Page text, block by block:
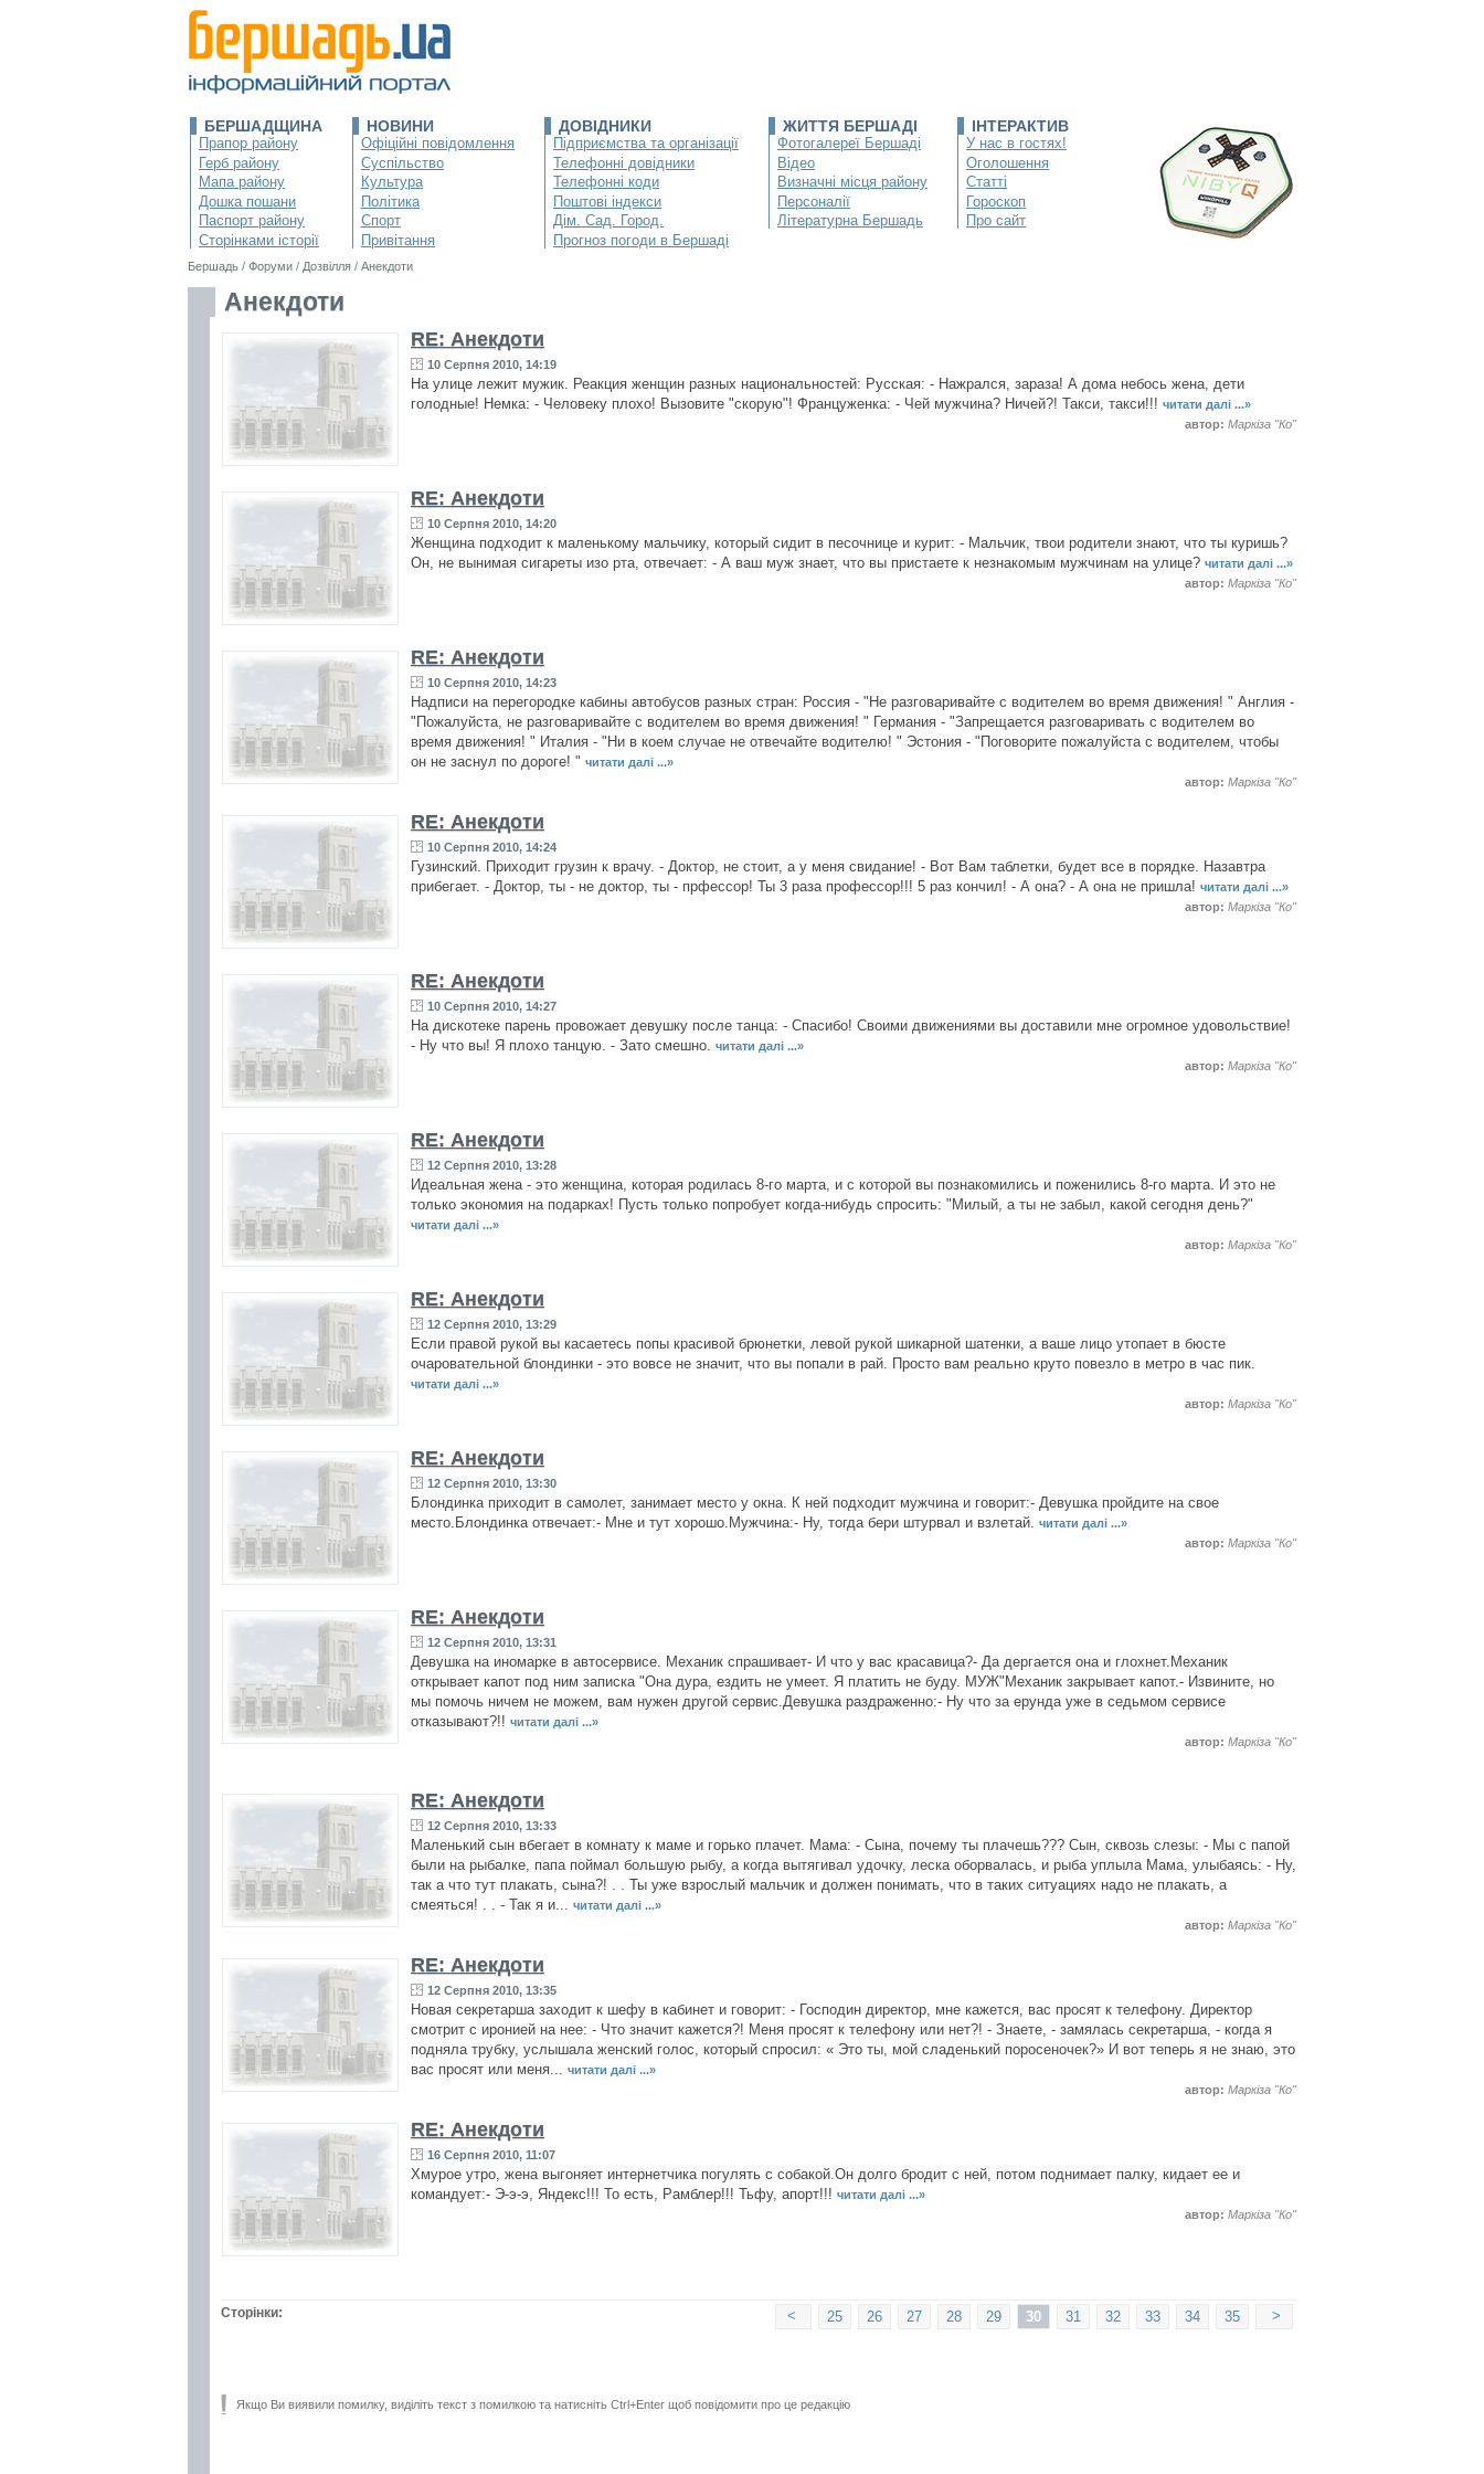
БЕРШАДЩИНА
Прапор району
Герб району
Мапа району
Дошка пошани
Паспорт району
Сторінками історії
НОВИНИ
Офіційні повідомлення
Суспільство
Культура
Політика
Спорт
Привітання
ДОВІДНИКИ
Підприємства та організації
Телефонні довідники
Телефонні коди
Поштові індекси
Дім. Сад. Город.
Прогноз погоди в Бершаді
ЖИТТЯ БЕРШАДІ
Фотогалереї Бершаді
Відео
Визначні місця району
Персоналії
Літературна Бершадь
ІНТЕРАКТИВ
У нас в гостях!
Оголошення
Статті
Гороскоп
Про сайт
Бершадь / Форуми / Дозвілля / Анекдоти
Анекдоти
RE: Анекдоти
10 Серпня 2010, 14:19
На улице лежит мужик. Реакция женщин разных национальностей: Русская: - Нажрался, зараза! А дома небось жена, дети
голодные! Немка: - Человеку плохо! Вызовите "скорую"! Француженка: - Чей мужчина? Ничей?! Такси, такси!!! читати далі ...»
автор: Маркіза "Ко"
RE: Анекдоти
10 Серпня 2010, 14:20
Женщина подходит к маленькому мальчику, который сидит в песочнице и курит: - Мальчик, твои родители знают, что ты куришь?
Он, не вынимая сигареты изо рта, отвечает: - А ваш муж знает, что вы пристаете к незнакомым мужчинам на улице? читати далі ...»
автор: Маркіза "Ко"
RE: Анекдоти
10 Серпня 2010, 14:23
Надписи на перегородке кабины автобусов разных стран: Россия - "Не разговаривайте с водителем во время движения! " Англия -
"Пожалуйста, не разговаривайте с водителем во время движения! " Германия - "Запрещается разговаривать с водителем во
время движения! " Италия - "Ни в коем случае не отвечайте водителю! " Эстония - "Поговорите пожалуйста с водителем, чтобы
он не заснул по дороге! " читати далі ...»
автор: Маркіза "Ко"
RE: Анекдоти
10 Серпня 2010, 14:24
Гузинский. Приходит грузин к врачу. - Доктор, не стоит, а у меня свидание! - Вот Вам таблетки, будет все в порядке. Назавтра
прибегает. - Доктор, ты - не доктор, ты - прфессор! Ты 3 раза профессор!!! 5 раз кончил! - А она? - А она не пришла! читати далі ...»
автор: Маркіза "Ко"
RE: Анекдоти
10 Серпня 2010, 14:27
На дискотеке парень провожает девушку после танца: - Спасибо! Своими движениями вы доставили мне огромное удовольствие!
- Ну что вы! Я плохо танцую. - Зато смешно. читати далі ...»
автор: Маркіза "Ко"
RE: Анекдоти
12 Серпня 2010, 13:28
Идеальная жена - это женщина, которая родилась 8-го марта, и с которой вы познакомились и поженились 8-го марта. И это не
только экономия на подарках! Пусть только попробует когда-нибудь спросить: "Милый, а ты не забыл, какой сегодня день?"
читати далі ...»
автор: Маркіза "Ко"
RE: Анекдоти
12 Серпня 2010, 13:29
Если правой рукой вы касаетесь попы красивой брюнетки, левой рукой шикарной шатенки, а ваше лицо утопает в бюсте
очаровательной блондинки - это вовсе не значит, что вы попали в рай. Просто вам реально круто повезло в метро в час пик.
читати далі ...»
автор: Маркіза "Ко"
RE: Анекдоти
12 Серпня 2010, 13:30
Блондинка приходит в самолет, занимает место у окна. К ней подходит мужчина и говорит:- Девушка пройдите на свое
место.Блондинка отвечает:- Мне и тут хорошо.Мужчина:- Ну, тогда бери штурвал и взлетай. читати далі ...»
автор: Маркіза "Ко"
RE: Анекдоти
12 Серпня 2010, 13:31
Девушка на иномарке в автосервисе. Механик спрашивает- И что у вас красавица?- Да дергается она и глохнет.Механик
открывает капот под ним записка "Она дура, ездить не умеет. Я платить не буду. МУЖ"Механик закрывает капот.- Извините, но
мы помочь ничем не можем, вам нужен другой сервис.Девушка раздраженно:- Ну что за ерунда уже в седьмом сервисе
отказывают?!! читати далі ...»
автор: Маркіза "Ко"
RE: Анекдоти
12 Серпня 2010, 13:33
Маленький сын вбегает в комнату к маме и горько плачет. Мама: - Сына, почему ты плачешь??? Сын, сквозь слезы: - Мы с папой
были на рыбалке, папа поймал большую рыбу, а когда вытягивал удочку, леска оборвалась, и рыба уплыла Мама, улыбаясь: - Ну,
так а что тут плакать, сына?! . . Ты уже взрослый мальчик и должен понимать, что в таких ситуациях надо не плакать, а
смеяться! . . - Так я и... читати далі ...»
автор: Маркіза "Ко"
RE: Анекдоти
12 Серпня 2010, 13:35
Новая секретарша заходит к шефу в кабинет и говорит: - Господин директор, мне кажется, вас просят к телефону. Директор
смотрит с иронией на нее: - Что значит кажется?! Меня просят к телефону или нет?! - Знаете, - замялась секретарша, - когда я
подняла трубку, услышала женский голос, который спросил: « Это ты, мой сладенький поросеночек?» И вот теперь я не знаю, это
вас просят или меня... читати далі ...»
автор: Маркіза "Ко"
RE: Анекдоти
16 Серпня 2010, 11:07
Хмурое утро, жена выгоняет интернетчика погулять с собакой.Он долго бродит с ней, потом поднимает палку, кидает ее и
командует:- Э-э-э, Яндекс!!! То есть, Рамблер!!! Тьфу, апорт!!! читати далі ...»
автор: Маркіза "Ко"
Сторінки: >
35
34
33
32
31
30
29
28
27
26
25
<
Якщо Ви виявили помилку, виділіть текст з помилкою та натисніть Ctrl+Enter щоб повідомити про це редакцію